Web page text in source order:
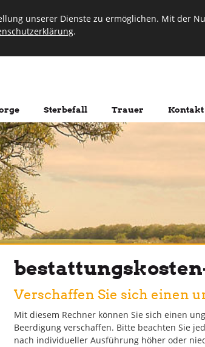
Sterbefall Trauer Kontakt
Verschaffen Sie sich einen
Mit diesem Rechner können Sie sich einen
Beerdigung verschaffen. Bitte beachten Sie
nach individueller Ausführung höher oder
unserer Dienste zu ermöglichen. Mit der
.